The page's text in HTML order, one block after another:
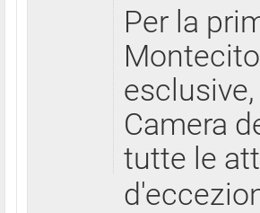
Per la
Camera
tutte le